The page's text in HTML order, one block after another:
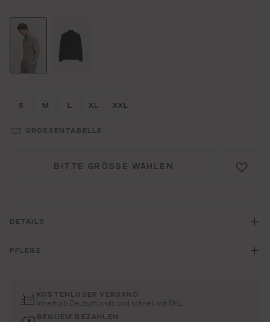
Größe wählen
S Größe wählen
M Größe wählen
L Größe wählen
XL Größe wählen
XXL
GRÖSSENTABELLE
BITTE GRÖSSE WÄHLEN
DETAILS
PFLEGE
KOSTENLOSER VERSAND
innerhalb Deutschlands und schnell mit DHL
BEQUEM BEZAHLEN